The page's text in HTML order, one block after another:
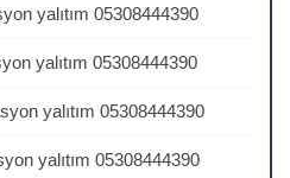
yalıtım 05308444390
yalıtım 05308444390
yalıtım 05308444390
yalıtım 05308444390